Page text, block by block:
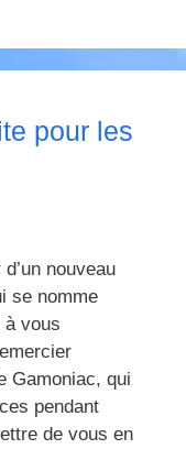
pour les
nouveau
se nomme
à vous
Gamoniac, qui
pendant
de vous en